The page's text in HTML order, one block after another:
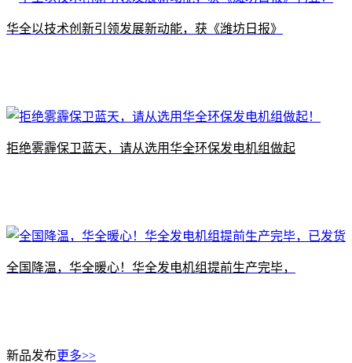
​华全以技术创新引领发展新动能，获《潍坊日报》
拒绝雾霾保卫蓝天，请从选用华全环保发电机组做起
全国降温，华全暖心！华全发电机组提前生产完毕，
新品发布更多>>